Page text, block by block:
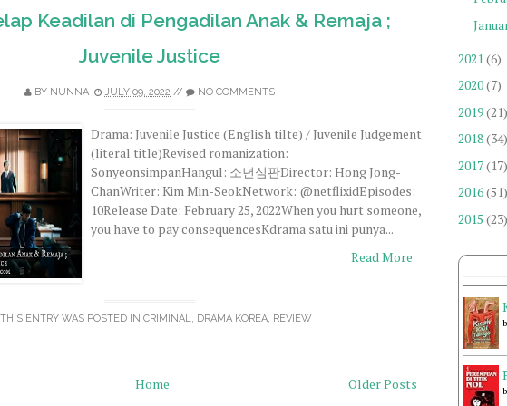
Keadilan di Pengadilan Anak & Remaja ;
Juvenile Justice
BY NUNNA JULY 09, 2022 // NO COMMENTS
Drama: Juvenile Justice (English tilte) / Juvenile Judgement
(literal title)Revised romanization:
SonyeonsimpanHangul: 소년심판Director: Hong Jong-
ChanWriter: Kim Min-SeokNetwork: @netflixidEpisodes:
10Release Date: February 25, 2022When you hurt someone,
you have to pay consequencesKdrama satu ini punya...
Read More
ENTRY WAS POSTED IN CRIMINAL, DRAMA KOREA, REVIEW
Older Posts
Home
2021(6)
2020(7)
2019(21)
2018(34)
2017(17)
2016(51)
2015 (23)